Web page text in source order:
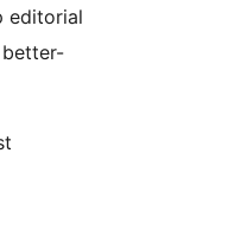
editorial
better-